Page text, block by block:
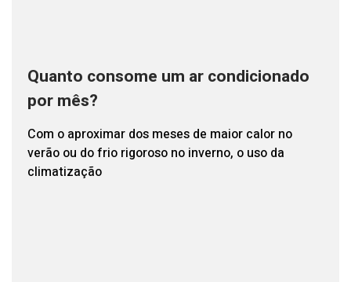
Quanto consome um ar condicionado
por mês?
Com o aproximar dos meses de maior calor no
verão ou do frio rigoroso no inverno, o uso da
climatização